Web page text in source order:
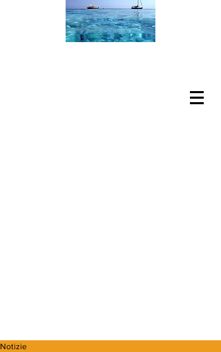
Notizie